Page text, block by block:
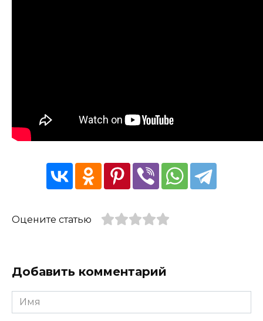
Оцените статью
Добавить комментарий
Имя
*